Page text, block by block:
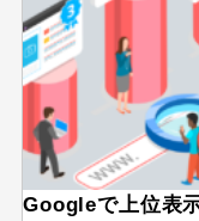
MEO
TikTok運
Webサイ
Webマー
アクセス
インフル
Googleで上位表